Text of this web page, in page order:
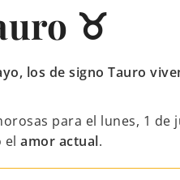
♉
los de signo Tauro
para el lunes, 1
el amor actual.